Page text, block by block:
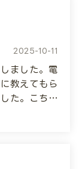
2025-10-11
ました。電
教えてもら
た。こちら
こともあ